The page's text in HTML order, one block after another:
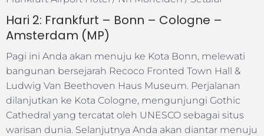
Hari 2: Frankfurt – Bonn – Cologne –
Amsterdam (MP)
Pagi ini Anda akan menuju ke Kota Bonn, melewati
bangunan bersejarah Recoco Fronted Town Hall &
Ludwig Van Beethoven Haus Museum. Perjalanan
dilanjutkan ke Kota Cologne, mengunjungi Gothic
Cathedral yang tercatat oleh UNESCO sebagai situs
warisan dunia. Selanjutnya Anda akan diantar menuju